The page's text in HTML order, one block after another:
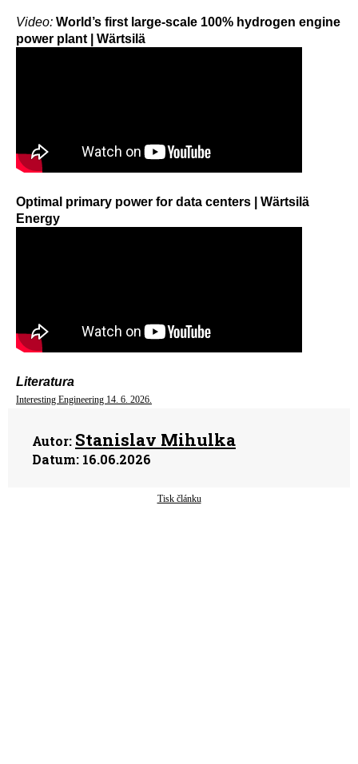
Video: World’s first large-scale 100% hydrogen engine
power plant | Wärtsilä
Optimal primary power for data centers | Wärtsilä
Energy
Literatura
Interesting Engineering 14. 6. 2026.
Autor: Stanislav Mihulka
Datum: 16.06.2026
Tisk článku